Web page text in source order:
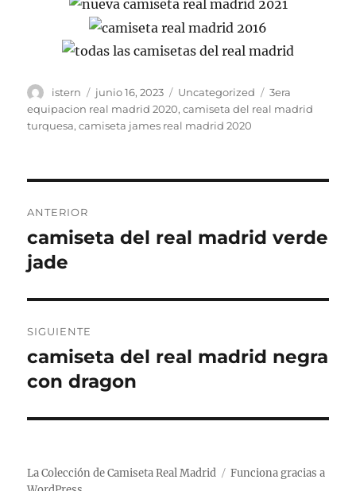
Autor
istern
Publicado
el
junio 16, 2023 Categorías
Uncategorized Etiquetas
3era
equipacion real madrid 2020,camiseta del real madrid
turquesa,camiseta james real madrid 2020
de
entradas
ANTERIOR
Entrada
anterior:
camiseta del real madrid verde
jade
SIGUIENTE
Entrada
siguiente:
camiseta del real madrid negra
con dragon
La Colección de Camiseta Real Madrid
Funciona gracias a